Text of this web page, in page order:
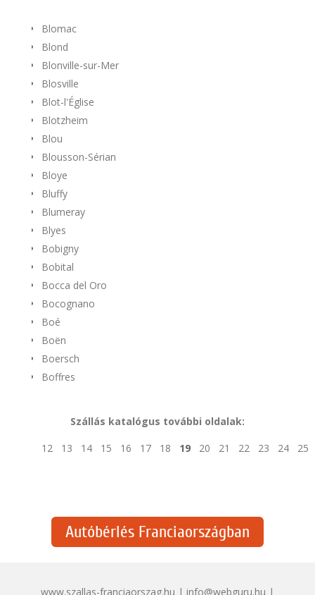
Blomac
Blond
Blonville-sur-Mer
Blosville
Blot-l'Église
Blotzheim
Blou
Blousson-Sérian
Bloye
Bluffy
Blumeray
Blyes
Bobigny
Bobital
Bocca del Oro
Bocognano
Boé
Boën
Boersch
Boffres
Szállás katalógus további oldalak:
12
13 14 15 16 17 18 19 20 21 22 23 24 25
Autóbérlés Franciaországban
www.szallas-franciaorszag.hu | info@webguru.hu |